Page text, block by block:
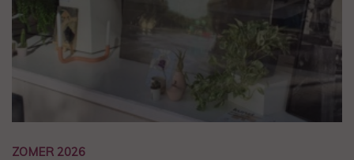
ZOMER 2026